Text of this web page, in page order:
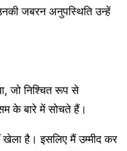
जबरन अनुपस्थिति उन्हें
जो निश्चित रूप से
के बारे में सोचते हैं।
खेला है। इसलिए मैं उम्मीद कर